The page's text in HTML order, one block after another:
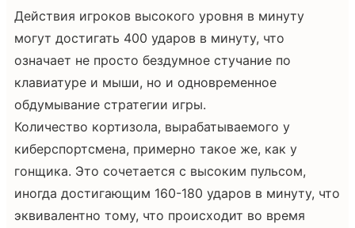
Действия игроков высокого уровня в минуту
могут достигать 400 ударов в минуту, что
означает не просто бездумное стучание по
клавиатуре и мыши, но и одновременное
обдумывание стратегии игры.
Количество кортизола, вырабатываемого у
киберспортсмена, примерно такое же, как у
гонщика. Это сочетается с высоким пульсом,
иногда достигающим 160-180 ударов в минуту, что
эквивалентно тому, что происходит во время